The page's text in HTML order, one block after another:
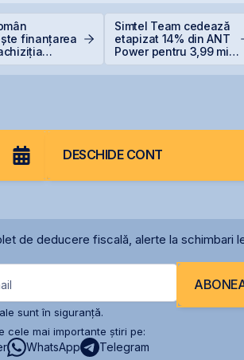
finanțarea
Simtel Team cedează
etapizat 14% din ANT
Power pentru 3,99 mil.
DESCHIDE CONT
de deducere fiscală, alerte la schimbari
sunt în siguranță.
cele mai importante știri pe:
WhatsApp Telegram